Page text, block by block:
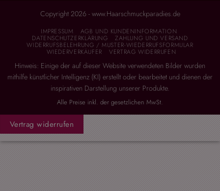
Copyright 2026 - www.Haarschmuckparadies.de
IMPRESSUM AGB UND KUNDENINFORMATION
DATENSCHUTZERKLÄRUNG ZAHLUNG UND VERSAND
WIDERRUFSBELEHRUNG / MUSTER-WIEDERRUFSFORMULAR
WIEDERVERKÄUFER VERTRAG WIDERRUFEN
Hinweis: Einige der auf dieser Website verwendeten Bilder wurden
mithilfe künstlicher Intelligenz (KI) erstellt oder bearbeitet und dienen der
inspirativen Darstellung unserer Produkte.
Alle Preise inkl. der gesetzlichen MwSt.
Vertrag widerrufen